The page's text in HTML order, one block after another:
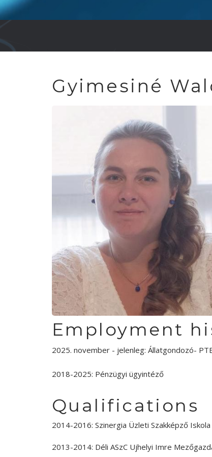
Gyimesiné
Employment
2025. november - jelenleg: Állatgondozó-
2018-2025: Pénzügyi ügyintéző
Qualifications
2014-2016: Szinergia Üzleti Szakképző
2013-2014: Déli ASzC Ujhelyi Imre